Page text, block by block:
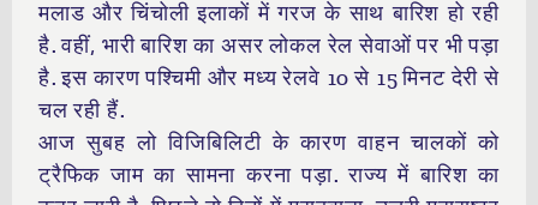
मलाड और चिंचोली इलाकों में गरज के साथ बारिश हो रही
है. वहीं, भारी बारिश का असर लोकल रेल सेवाओं पर भी पड़ा
है. इस कारण पश्चिमी और मध्य रेलवे 10 से 15 मिनट देरी से
चल रही हैं.
आज सुबह लो विजिबिलिटी के कारण वाहन चालकों को
ट्रैफिक जाम का सामना करना पड़ा. राज्य में बारिश का